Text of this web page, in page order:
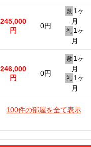
245,000
円
0円
敷 1ヶ
月
礼 1ヶ
月
246,000
円
0円
敷 1ヶ
月
礼 1ヶ
月
100件の部屋を全て表示